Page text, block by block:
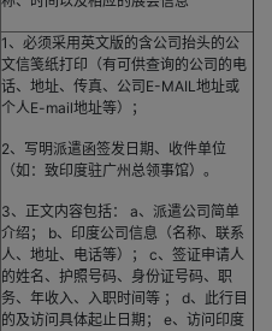
1、必须采用英文版的含公司抬头的公
文信笺纸打印（有可供查询的公司的电
话、地址、传真、公司E-MAIL地址或
个人E-mail地址等）；
2、写明派遣函签发日期、收件单位
（如：致印度驻广州总领事馆）。
3、正文内容包括： a、派遣公司简单
介绍； b、印度公司信息（名称、联系
人、地址、电话等）； c、签证申请人
的姓名、护照号码、身份证号码、职
务、年收入、入职时间等 ； d、此行目
的及访问具体起止日期； e、访问印度